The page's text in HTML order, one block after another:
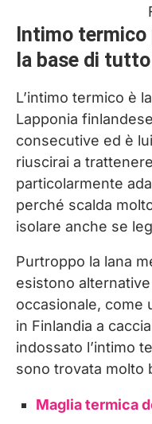
Intimo
la base di tutto
L’intimo termico è
Lapponia
consecutive ed è
riuscirai a
particolarmente
perché scalda
isolare anche se
Purtroppo la lana
esistono
occasionale, come
in Finlandia a
indossato l’intimo
sono trovata molto
Maglia termica